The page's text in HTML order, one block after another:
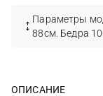
Параметры
88см. Бедра
ОПИСАНИЕ